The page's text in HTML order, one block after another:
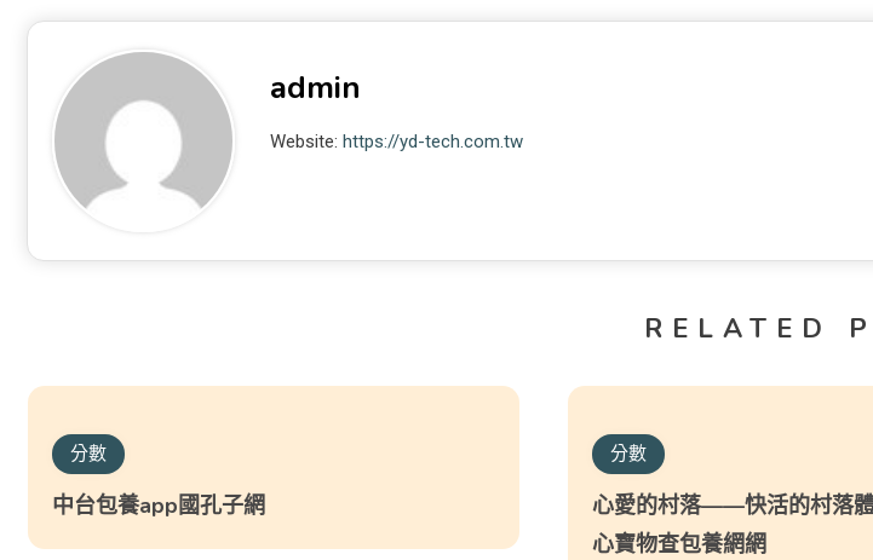
admin
Website:https://yd-tech.com.tw
RELATED
分數
中台包養app國孔子網
分數
心愛的村落——快活的村落
心寶物查包養網網